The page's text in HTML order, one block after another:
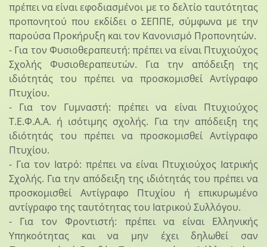
πρέπει να είναι εφοδιασμένοι με το δελτίο ταυτότητας
προπονητού που εκδίδει ο ΣΕΠΠΕ, σύμφωνα με την
παρούσα Προκήρυξη και τον Κανονισμό Προπονητών.
- Για τον Φυσιοθεραπευτή: πρέπει να είναι Πτυχιούχος
Σχολής Φυσιοθεραπευτών. Για την απόδειξη της
ιδιότητάς του πρέπει να προσκομισθεί Αντίγραφο
Πτυχίου.
- Για τον Γυμναστή: πρέπει να είναι Πτυχιούχος
Τ.Ε.Φ.Α.Α. ή ισότιμης σχολής. Για την απόδειξη της
ιδιότητάς του πρέπει να προσκομισθεί Αντίγραφο
Πτυχίου.
- Για τον Ιατρό: πρέπει να είναι Πτυχιούχος Ιατρικής
Σχολής. Για την απόδειξη της ιδιότητάς του πρέπει να
προσκομισθεί Αντίγραφο Πτυχίου ή επικυρωμένο
αντίγραφο της ταυτότητας του Ιατρικού Συλλόγου.
- Για τον Φροντιστή: πρέπει να είναι Ελληνικής
Υπηκοότητας και να μην έχει δηλωθεί σαν